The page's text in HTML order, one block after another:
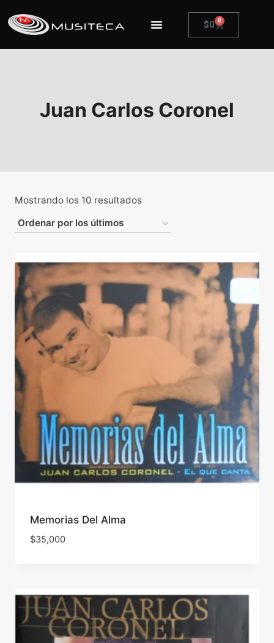
$0 0
Juan Carlos Coronel
Mostrando los 10 resultados
Memorias Del Alma
$35,000